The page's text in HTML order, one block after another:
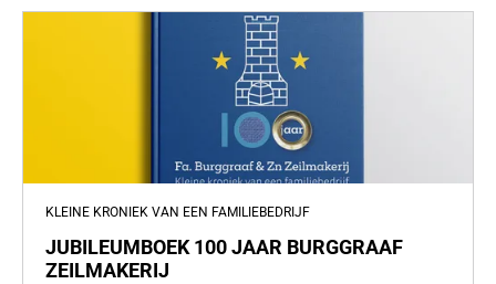
KLEINE KRONIEK VAN EEN FAMILIEBEDRIJF
JUBILEUMBOEK 100 JAAR BURGGRAAF
ZEILMAKERIJ